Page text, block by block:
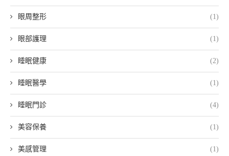
眼周整形 (1)
眼部護理 (1)
睡眠健康 (2)
睡眠醫學 (1)
睡眠門診 (4)
美容保養 (1)
美感管理 (1)